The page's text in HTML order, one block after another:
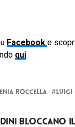
Facebook e
qui.
ROCCELLA LUIGI
bloccano